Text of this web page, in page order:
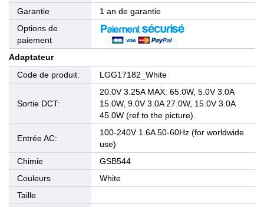
Garantie
1 an de garantie
Options de
paiement
Adaptateur
Code de produit:
LGG17182_White
Sortie DCT:
20.0V 3.25A MAX: 65.0W, 5.0V 3.0A
15.0W, 9.0V 3.0A 27.0W, 15.0V 3.0A
45.0W (ref to the picture).
Entrée AC:
100-240V 1.6A 50-60Hz (for worldwide
use)
Chimie
GSB544
Couleurs
White
Taille